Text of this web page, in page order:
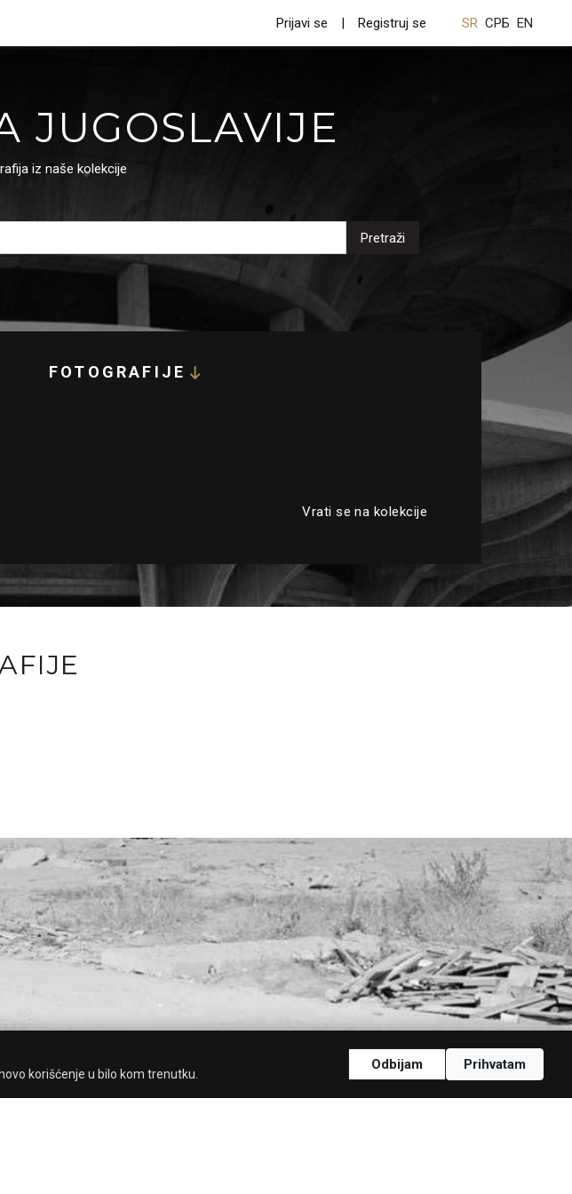
Prijavi se Registruj se SR СРБ EN
JUGOSLAVIJE
iz naše kolekcije
Pretraži
FOTOGRAFIJE
Vrati se na kolekcije
korišćenje u bilo kom trenutku.
Odbijam Prihvatam